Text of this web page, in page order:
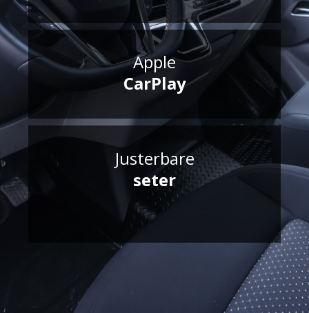
Apple
CarPlay
Justerbare
seter